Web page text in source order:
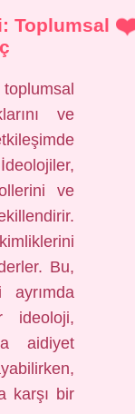
Toplumsal
ve
ve
Bu,
ayrımda
ideoloji,
aidiyet
karşı bir